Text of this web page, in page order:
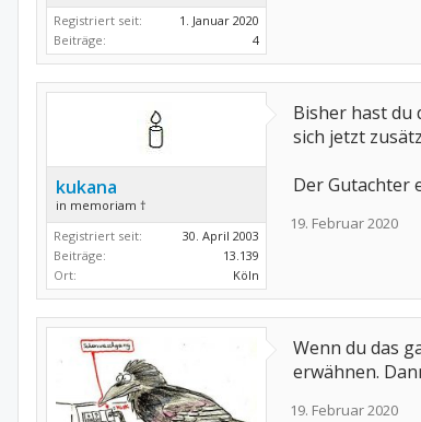
Registriert seit:
1. Januar 2020
Beiträge:
4
kukana
in memoriam †
Registriert seit:
30. April 2003
Beiträge:
13.139
Ort:
Köln
Bisher hast du
sich jetzt
Der Gutachter
19. Februar 2020
Wenn du das
erwähnen.
19. Februar 2020